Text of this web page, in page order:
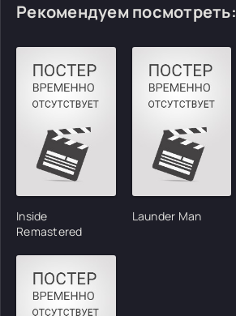
Рекомендуем посмотреть:
Inside
Remastered
Launder Man